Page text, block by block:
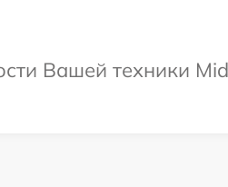
Вашей техники